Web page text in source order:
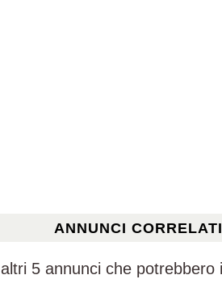
ANNUNCI
5 annunci che potrebbero